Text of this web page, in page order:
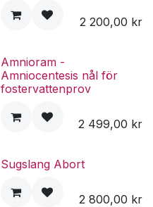
2 200,00 kr
Amnioram -
Amniocentesis nål för
fostervattenprov
2 499,00 kr
Sugslang Abort
2 800,00 kr